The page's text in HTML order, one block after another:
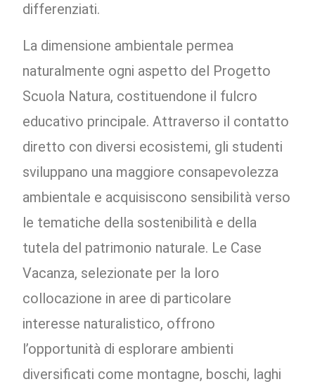
differenziati.
La dimensione ambientale permea
naturalmente ogni aspetto del Progetto
Scuola Natura, costituendone il fulcro
educativo principale. Attraverso il contatto
diretto con diversi ecosistemi, gli studenti
sviluppano una maggiore consapevolezza
ambientale e acquisiscono sensibilità verso
le tematiche della sostenibilità e della
tutela del patrimonio naturale. Le Case
Vacanza, selezionate per la loro
collocazione in aree di particolare
interesse naturalistico, offrono
l’opportunità di esplorare ambienti
diversificati come montagne, boschi, laghi